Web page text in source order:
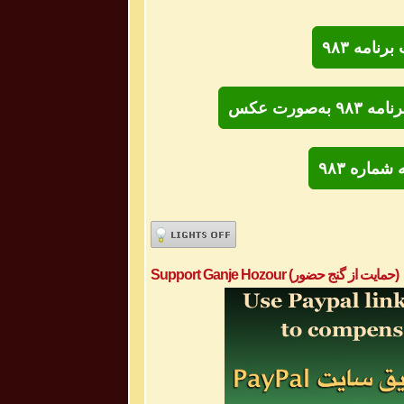
۹۸۳
عکس
۹۸۳
Support Ganje Hozour (حمایت از گنج حضور)